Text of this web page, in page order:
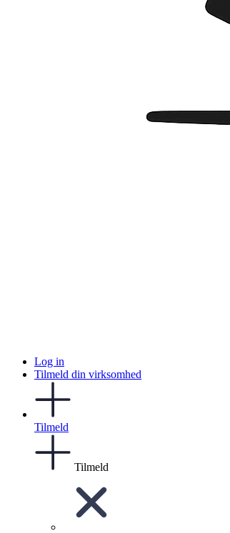
Log in
Tilmeld din virksomhed
Tilmeld
Tilmeld